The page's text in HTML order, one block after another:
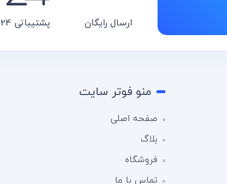
ارسال رایگان پشتیبانی 24 ساعته
منو فوتر سایت
صفحه اصلی
بلاگ
فروشگاه
تماس با ما